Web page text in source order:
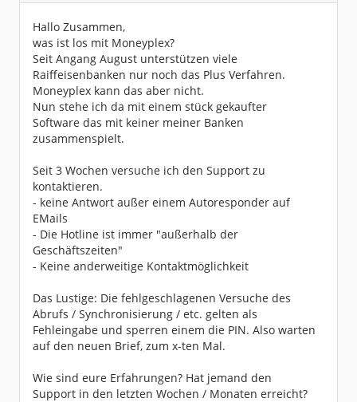
Dabei seit:
08 / 2025
Hallo Zusammen,
was ist los mit Moneyplex?
Seit Angang August unterstützen viele
Raiffeisenbanken nur noch das Plus Verfahren.
Moneyplex kann das aber nicht.
Nun stehe ich da mit einem stück gekaufter
Software das mit keiner meiner Banken
zusammenspielt.
Seit 3 Wochen versuche ich den Support zu
kontaktieren.
- keine Antwort außer einem Autoresponder auf
EMails
- Die Hotline ist immer "außerhalb der
Geschäftszeiten"
- Keine anderweitige Kontaktmöglichkeit
Das Lustige: Die fehlgeschlagenen Versuche des
Abrufs / Synchronisierung / etc. gelten als
Fehleingabe und sperren einem die PIN. Also warten
auf den neuen Brief, zum x-ten Mal.
Wie sind eure Erfahrungen? Hat jemand den
Support in den letzten Wochen / Monaten erreicht?